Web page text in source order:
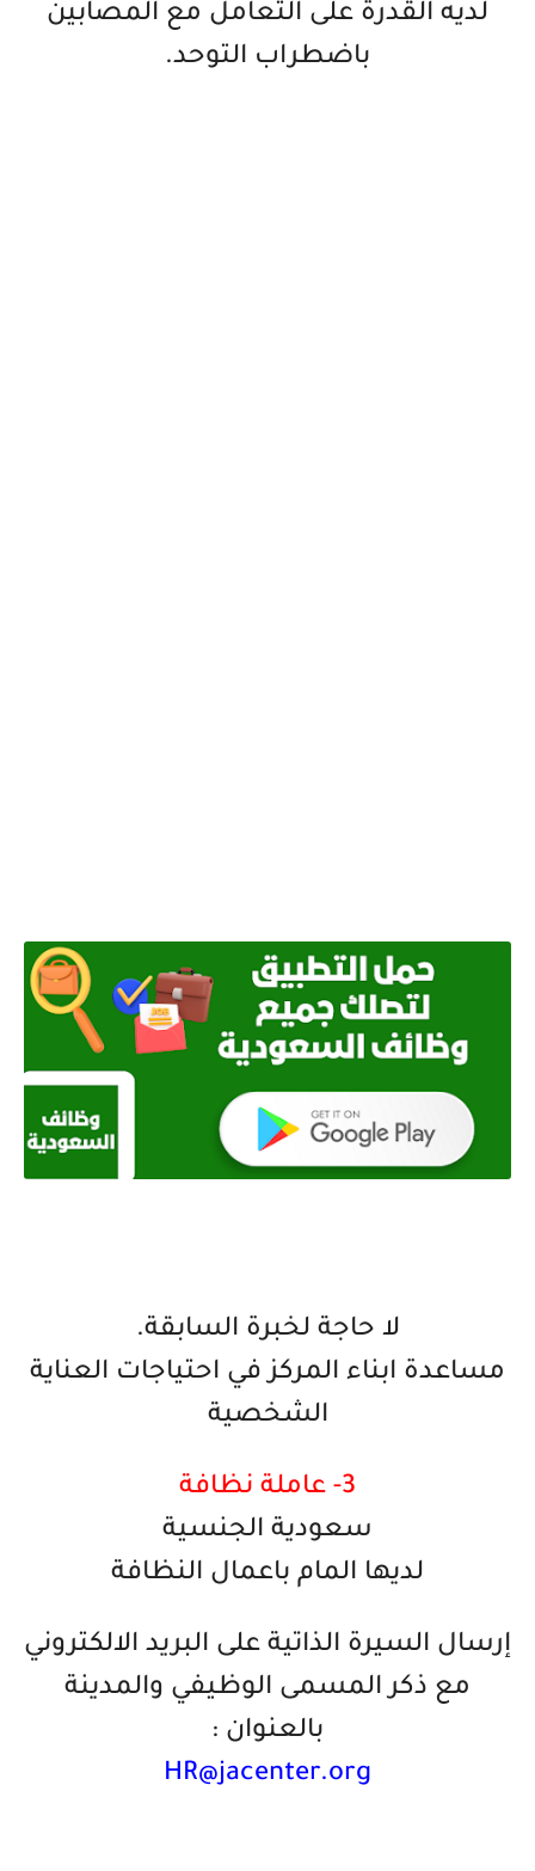
لديه القدرة على التعامل مع المصابين
باضطراب التوحد.
لا حاجة لخبرة السابقة.
مساعدة ابناء المركز في احتياجات العناية
الشخصية
3- عاملة نظافة
سعودية الجنسية
لديها المام باعمال النظافة
إرسال السيرة الذاتية على البريد الالكتروني
مع ذكر المسمى الوظيفي والمدينة
بالعنوان :
HR@jacenter.org